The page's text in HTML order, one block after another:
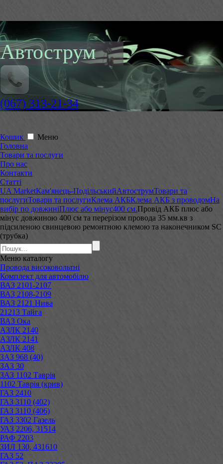
Автострум
(067) 313-21-34
Кошик
Меню
Головна
Товари та послуги
Про нас
Контакти
Статті
UA MarketКам'янець-ПодільськийАвтострумТовари та
послугиТовари та послугиКлема АКБКлема АКБ з проводомНа
вибір по довжиніПлюс або мінус400 см.Провід АКБ плюс або
мінус довжиною 400 см та перерізом провода 35 мм.кв з
підсиленою свинцевою ремонтною клемою та наконечником SC
(трубка)
Меню каталогу
Провода високовольтні
Комплект для автомобілю
ВАЗ 2101-2107
ВАЗ 2108-2109
ВАЗ 2121 Нива
21213 Тайга
ВАЗ Ока
АЗЛК 2140
АЗЛК 2141
АЗЛК 408
ЗАЗ 968 (40)
ЗАЗ 30
ЗАЗ 1102 Таврія
1102 Таврія (крив)
ГАЗ 2410
ГАЗ 3110 (402)
ГАЗ 3110 (406)
ГАЗ 3302 Газель
УАЗ 2206, 31514
РАФ 2203
ЗИЛ 130, 431610
ГАЗ 52